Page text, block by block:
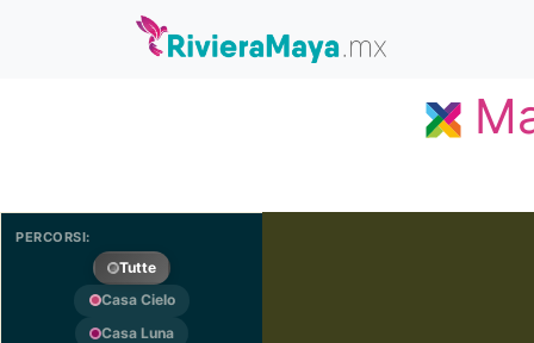
PERCORSI:
Tutte
Casa Cielo
Casa Luna